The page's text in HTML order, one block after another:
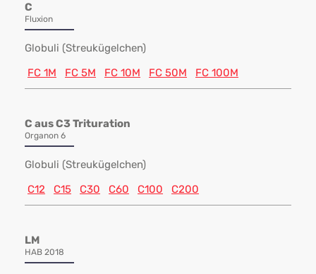
C
Fluxion
Globuli (Streukügelchen)
FC 1M
FC 5M FC 10M FC 50M FC 100M
C aus C3 Trituration
Organon 6
Globuli (Streukügelchen)
C12
C15 C30 C60 C100 C200
LM
HAB 2018